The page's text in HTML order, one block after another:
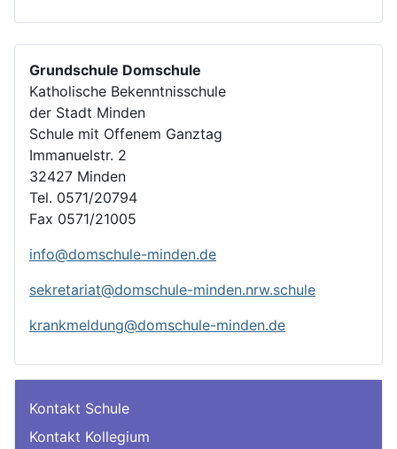
Grundschule Domschule
Katholische Bekenntnisschule
der Stadt Minden
Schule mit Offenem Ganztag
Immanuelstr. 2
32427 Minden
Tel. 0571/20794
Fax 0571/21005
info@domschule-minden.de
sekretariat@domschule-minden.nrw.schule
krankmeldung@domschule-minden.de
Kontakt Schule
Kontakt Kollegium